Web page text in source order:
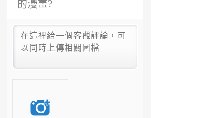
的漫畫?